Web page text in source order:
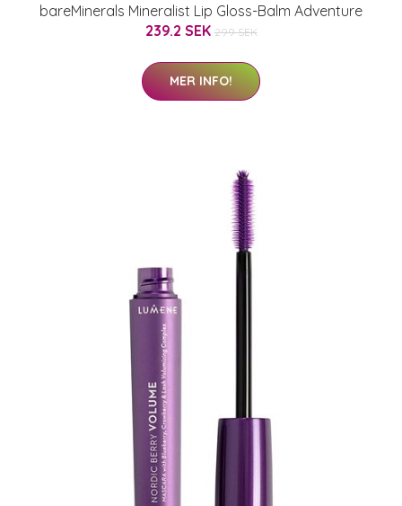
bareMinerals Mineralist Lip Gloss-Balm Adventure
239.2 SEK 299 SEK
MER INFO!